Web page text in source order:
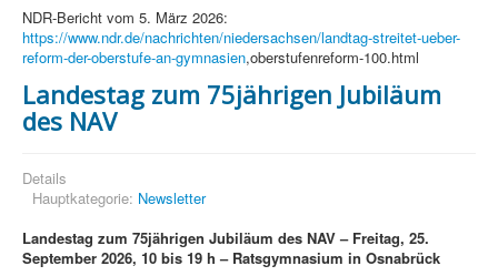
NDR-Bericht vom 5. März 2026:
https://www.ndr.de/nachrichten/niedersachsen/landtag-streitet-ueber-
reform-der-oberstufe-an-gymnasien,oberstufenreform-100.html
Landestag zum 75jährigen Jubiläum
des NAV
Details
Hauptkategorie: Newsletter
Landestag zum 75jährigen Jubiläum des NAV – Freitag, 25.
September 2026, 10 bis 19 h – Ratsgymnasium in Osnabrück